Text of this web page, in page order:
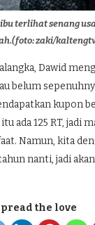
terlihat senang
zaki/
Dawid
belum
kupon
ada 125 RT, jadi
Namun, kita
nanti, jadi
the love